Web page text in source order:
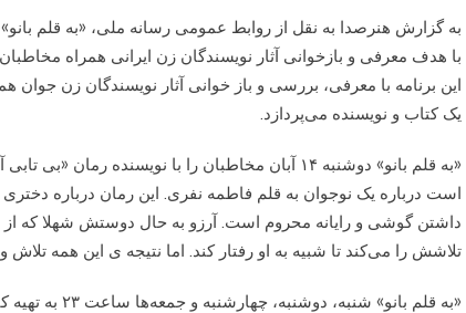
به گزارش هنرصدا به نقل از روابط عمومی رسانه ملی، «به قلم
با هدف معرفی و بازخوانی آثار نویسندگان زن ایرانی همراه
این برنامه با معرفی، بررسی و باز خوانی آثار نویسندگان زن
یک کتاب و نویسنده می‌پردازد.
«به قلم بانو» دوشنبه ۱۴ آبان مخاطبان را با نویسنده
است درباره یک نوجوان به قلم فاطمه نفری. این رمان درباره
داشتن گوشی و رایانه محروم است. آرزو به حال دوستش شهلا که
تلاشش را می‌کند تا شبیه به او رفتار کند. اما نتیجه ی این همه
«به قلم بانو»